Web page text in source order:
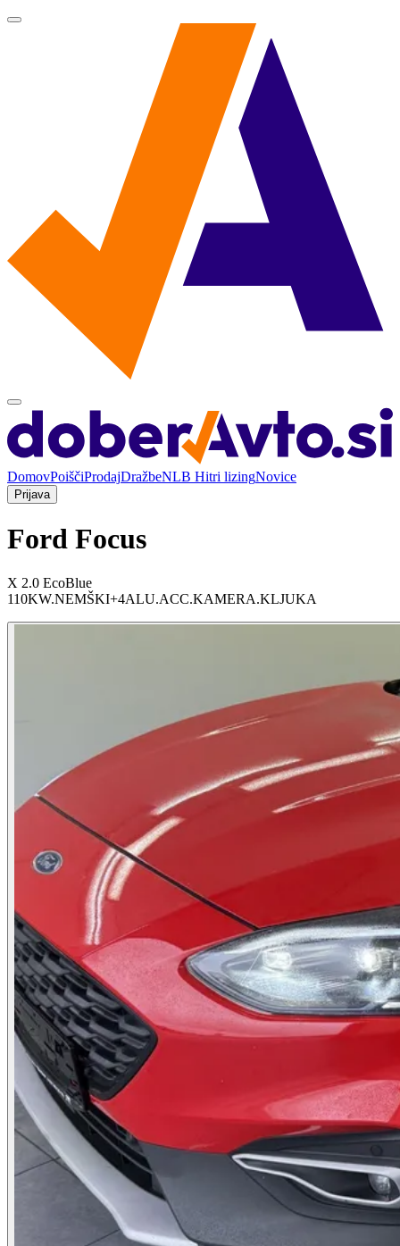
DomovPoiščiProdajDražbeNLB Hitri lizingNovice
Prijava
Ford Focus
X 2.0 EcoBlue
110KW.NEMŠKI+4ALU.ACC.KAMERA.KLJUKA